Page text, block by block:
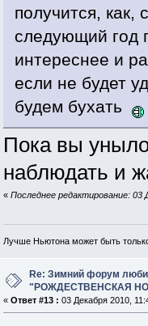
получится, как,
следующий год
интереснее и
если не будет
будем бухать
Пока вы
наблюдать и
« Последнее редактирование: 03
Лучше Ньютона может быть
Re: Зимний форум
"РОЖДЕСТВЕНСКАЯ
« Ответ #13 : 03 Декабря 2010,